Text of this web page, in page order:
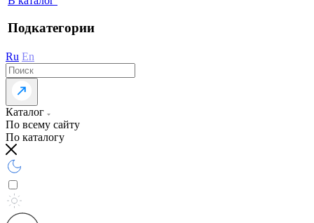
Подкатегории
Ru En
Каталог
По всему сайту
По каталогу